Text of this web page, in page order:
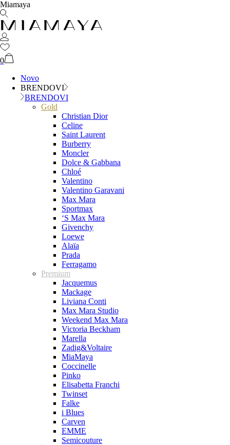
Miamaya
0
Novo
BRENDOVI
BRENDOVI
Gold
Christian Dior
Celine
Saint Laurent
Burberry
Moncler
Dolce & Gabbana
Chloé
Valentino
Valentino Garavani
Max Mara
Sportmax
‘S Max Mara
Givenchy
Loewe
Alaïa
Prada
Ferragamo
Premium
Jacquemus
Mackage
Liviana Conti
Max Mara Studio
Weekend Max Mara
Victoria Beckham
Marella
Zadig&Voltaire
MiaMaya
Coccinelle
Pinko
Elisabetta Franchi
Twinset
Falke
i Blues
Carven
EMME
Semicouture